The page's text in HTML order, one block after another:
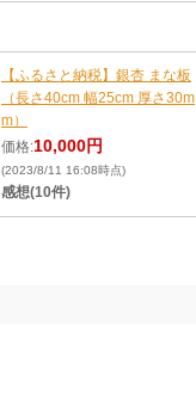
【ふるさと納税】銀杏 まな板
（長さ40cm 幅25cm 厚さ30m
m）
価格:10,000円
(2023/8/11 16:08時点)
感想(10件)